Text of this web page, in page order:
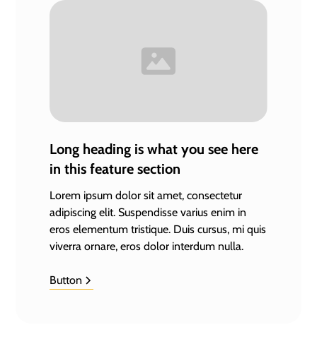
Long heading is what you see here
in this feature section
Lorem ipsum dolor sit amet, consectetur
adipiscing elit. Suspendisse varius enim in
eros elementum tristique. Duis cursus, mi quis
viverra ornare, eros dolor interdum nulla.
Button